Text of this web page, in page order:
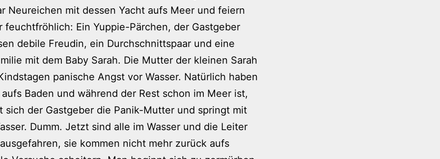
Neureichen mit dessen Yacht aufs Meer und feiern
feuchtfröhlich: Ein Yuppie-Pärchen, der Gastgeber
debile Freudin, ein Durchschnittspaar und eine
mit dem Baby Sarah. Die Mutter der kleinen Sarah
panische Angst vor Wasser. Natürlich haben
Baden und während der Rest schon im Meer ist,
sich der Gastgeber die Panik-Mutter und springt mit
Dumm. Jetzt sind alle im Wasser und die Leiter
sie kommen nicht mehr zurück aufs